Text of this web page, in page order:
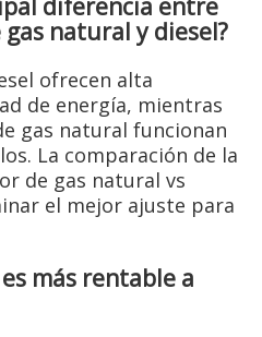
diferencia entre
natural y diesel?
ofrecen alta
de energía, mientras
gas natural funcionan
La comparación de la
de gas natural vs
el mejor ajuste para
más rentable a